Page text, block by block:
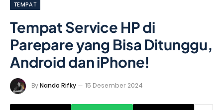
TEMPAT
Tempat Service HP di
Parepare yang Bisa Ditunggu,
Android dan iPhone!
ByNando Rifky 15 Desember 2024